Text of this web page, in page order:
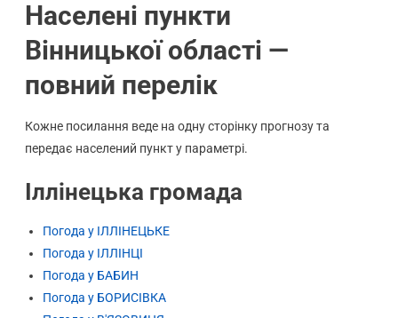
Населені пункти
Вінницької області —
повний перелік
Кожне посилання веде на одну сторінку прогнозу та
передає населений пункт у параметрі.
Іллінецька громада
Погода у ІЛЛІНЕЦЬКЕ
Погода у ІЛЛІНЦІ
Погода у БАБИН
Погода у БОРИСІВКА